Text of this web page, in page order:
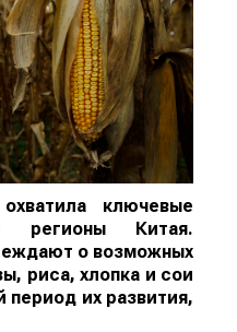
ключевые
регионы Китая.
о возможных
риса, хлопка и сои
их развития,